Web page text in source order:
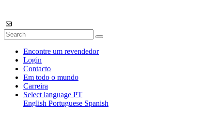
Encontre um revendedor
Login
Contacto
Em todo o mundo
Carreira
Select language PT
English Portuguese Spanish